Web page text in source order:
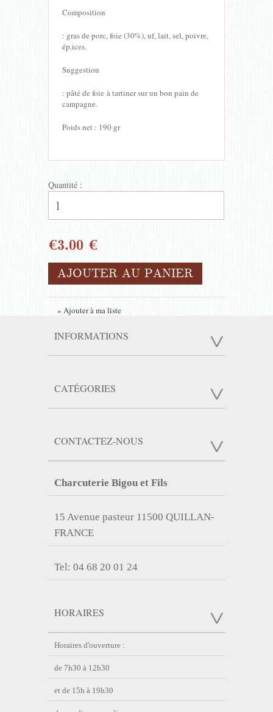
Composition
: gras de porc, foie (30%), uf, lait, sel, poivre,
ép.ices.
Suggestion
: pâté de foie à tartiner sur un bon pain de
campagne.
Poids net : 190 gr
Quantité :
€3.00 €
AJOUTER AU PANIER
» Ajouter à ma liste
INFORMATIONS
CATÉGORIES
CONTACTEZ-NOUS
Charcuterie Bigou et Fils
15 Avenue pasteur 11500 QUILLAN-
FRANCE
Tel: 04 68 20 01 24
HORAIRES
Horaires d'ouverture :
de 7h30 à 12h30
et de 15h à 19h30